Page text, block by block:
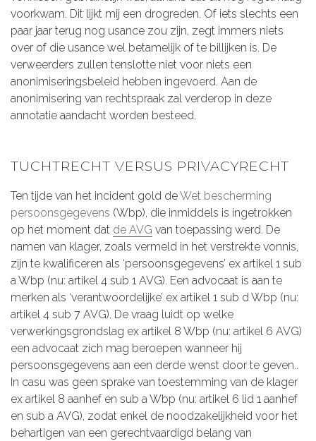
voorkwam. Dit lijkt mij een drogreden. Of iets slechts een
paar jaar terug nog usance zou zijn, zegt immers niets
over of die usance wel betamelijk of te billijken is. De
verweerders zullen tenslotte niet voor niets een
anonimiseringsbeleid hebben ingevoerd. Aan de
anonimisering van rechtspraak zal verderop in deze
annotatie aandacht worden besteed.
TUCHTRECHT VERSUS PRIVACYRECHT
Ten tijde van het incident gold deWet bescherming
persoonsgegevens (Wbp), die inmiddels is ingetrokken
op het moment dat de AVG van toepassing werd. De
namen van klager, zoals vermeld in het verstrekte vonnis,
zijn te kwalificeren als ‘persoonsgegevens’ ex artikel 1 sub
a Wbp (nu: artikel 4 sub 1 AVG). Een advocaat is aan te
merken als ‘verantwoordelijke’ ex artikel 1 sub d Wbp (nu:
artikel 4 sub 7 AVG). De vraag luidt op welke
verwerkingsgrondslag ex artikel 8 Wbp (nu: artikel 6 AVG)
een advocaat zich mag beroepen wanneer hij
persoonsgegevens aan een derde wenst door te geven..
In casu was geen sprake van toestemming van de klager
ex artikel 8 aanhef en sub a Wbp (nu: artikel 6 lid 1 aanhef
en sub a AVG), zodat enkel de noodzakelijkheid voor het
behartigen van een gerechtvaardigd belang van